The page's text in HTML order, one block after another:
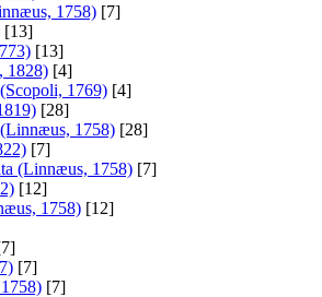
1758) [7]
[13]
[13]
1828) [4]
1769) [4]
[28]
1758) [28]
[7]
(Linnæus, 1758) [7]
[12]
1758) [12]
[7]
[7]